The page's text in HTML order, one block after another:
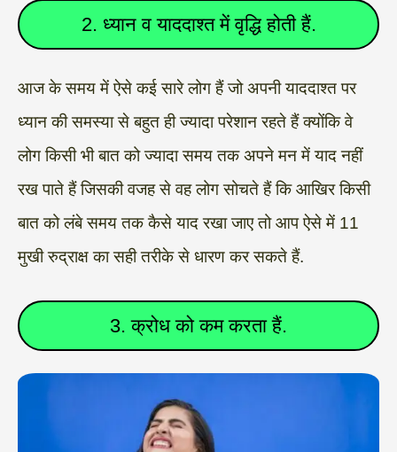
2. ध्यान व याददाश्त में वृद्धि होती हैं.
आज के समय में ऐसे कई सारे लोग हैं जो अपनी याददाश्त पर
ध्यान की समस्या से बहुत ही ज्यादा परेशान रहते हैं क्योंकि वे
लोग किसी भी बात को ज्यादा समय तक अपने मन में याद नहीं
रख पाते हैं जिसकी वजह से वह लोग सोचते हैं कि आखिर किसी
बात को लंबे समय तक कैसे याद रखा जाए तो आप ऐसे में 11
मुखी रुद्राक्ष का सही तरीके से धारण कर सकते हैं.
3. क्रोध को कम करता हैं.